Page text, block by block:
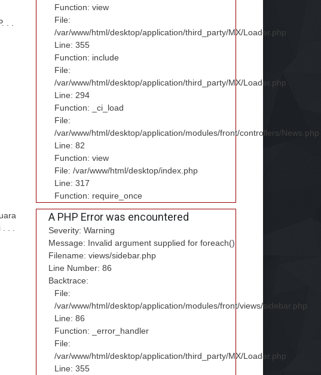
. .
. .
Function: view
File:
/var/www/html/desktop/application/third_party/MX/Loader.php
Line: 355
Function: include
File:
/var/www/html/desktop/application/third_party/MX/Loader.php
Line: 294
Function: _ci_load
File:
/var/www/html/desktop/application/modules/front/controllers/News.php
Line: 82
Function: view
File: /var/www/html/desktop/index.php
Line: 317
Function: require_once
A PHP Error was encountered
Severity: Warning
Message: Invalid argument supplied for foreach()
Filename: views/sidebar.php
Line Number: 86
Backtrace:
File:
/var/www/html/desktop/application/modules/front/views/sidebar.php
Line: 86
Function: _error_handler
File:
/var/www/html/desktop/application/third_party/MX/Loader.php
Line: 355